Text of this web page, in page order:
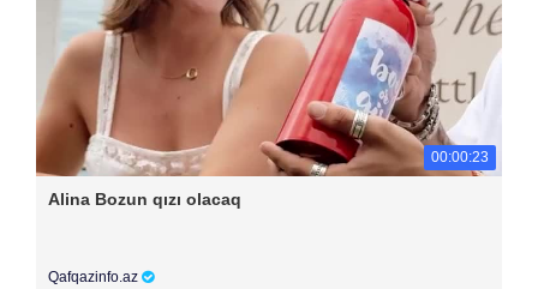
00:00:23
Alina Bozun qızı olacaq
Qafqazinfo.az